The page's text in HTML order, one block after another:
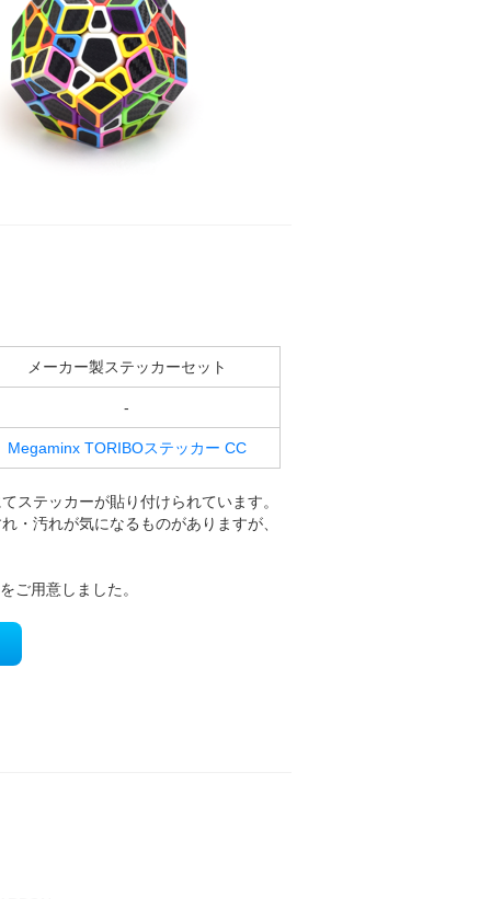
メーカー製ステッカーセット
-
Megaminx TORIBOステッカー CC
ステッカーが貼り付けられています。
・汚れが気になるものがありますが、
ご用意しました。